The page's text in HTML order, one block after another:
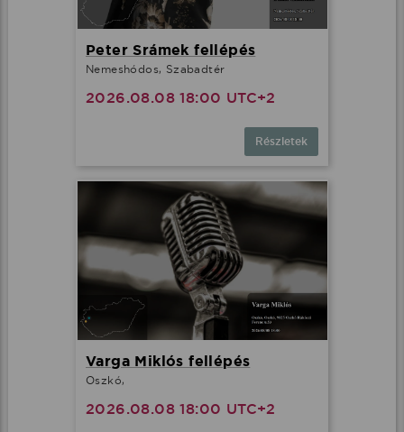
Peter Srámek fellépés
Nemeshódos, Szabadtér
2026.08.08 18:00 UTC+2
Részletek
Varga Miklós fellépés
Oszkó,
2026.08.08 18:00 UTC+2